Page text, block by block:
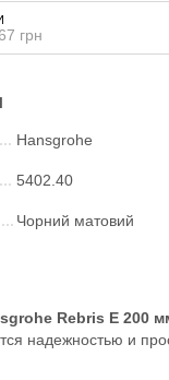
грн
Hansgrohe
5402.40
Чорний матовий
Rebris E 200
надежностью и